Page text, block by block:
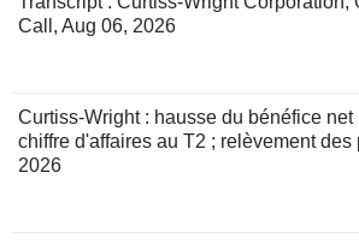
Call, Aug 06, 2026
Curtiss-Wright : hausse du bénéfice net
chiffre d'affaires au T2 ; relèvement
2026